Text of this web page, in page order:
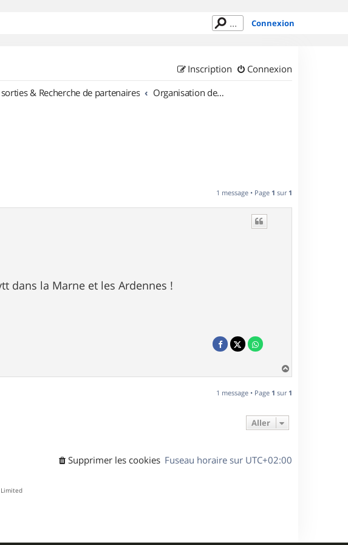
Connexion
Connexion
Inscription
& Recherche de partenaires Organisation de sorties en région Champagne Ardenne
1 message • Page 1 sur 1
dans la Marne et les Ardennes !
a
t
1 message • Page 1 sur 1
Aller
Fuseau horaire sur UTC+02:00
Supprimer les cookies